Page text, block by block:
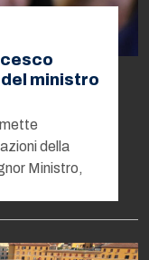
ministro
della
Ministro,